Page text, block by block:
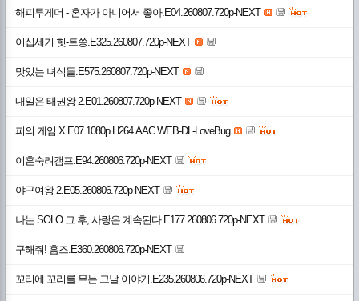
해피투게더 - 혼자가 아니어서 좋아.E04.260807.720p-NEXT
이십세기 힛-트쏭.E325.260807.720p-NEXT
맛있는 녀석들.E575.260807.720p-NEXT
내일은 태권왕 2.E01.260807.720p-NEXT
피의 게임 X.E07.1080p.H264.AAC.WEB-DL-LoveBug
이혼숙려캠프.E94.260806.720p-NEXT
야구여왕 2.E05.260806.720p-NEXT
나는 SOLO 그 후, 사랑은 계속된다.E177.260806.720p-NEXT
구해줘! 홈즈.E360.260806.720p-NEXT
꼬리에 꼬리를 무는 그날 이야기.E235.260806.720p-NEXT